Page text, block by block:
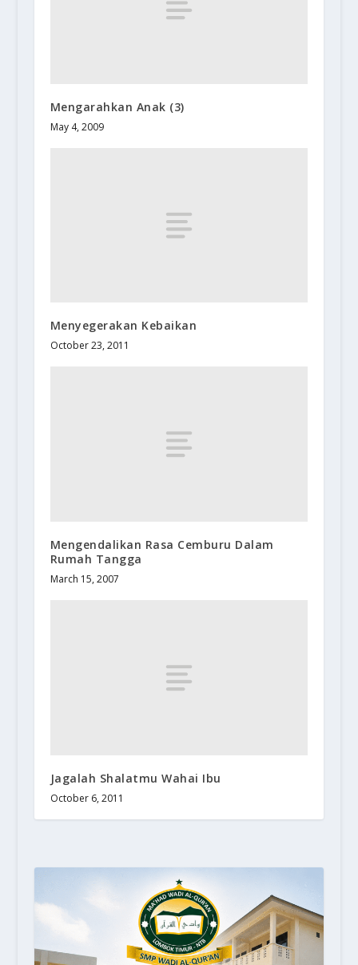
Mengarahkan Anak (3)
May 4, 2009
Menyegerakan Kebaikan
October 23, 2011
Mengendalikan Rasa Cemburu Dalam
Rumah Tangga
March 15, 2007
Jagalah Shalatmu Wahai Ibu
October 6, 2011